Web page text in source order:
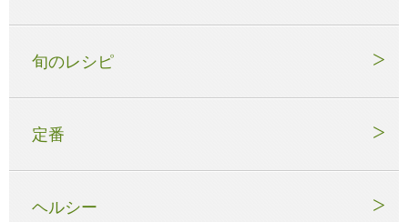
旬のレシピ
定番
ヘルシー